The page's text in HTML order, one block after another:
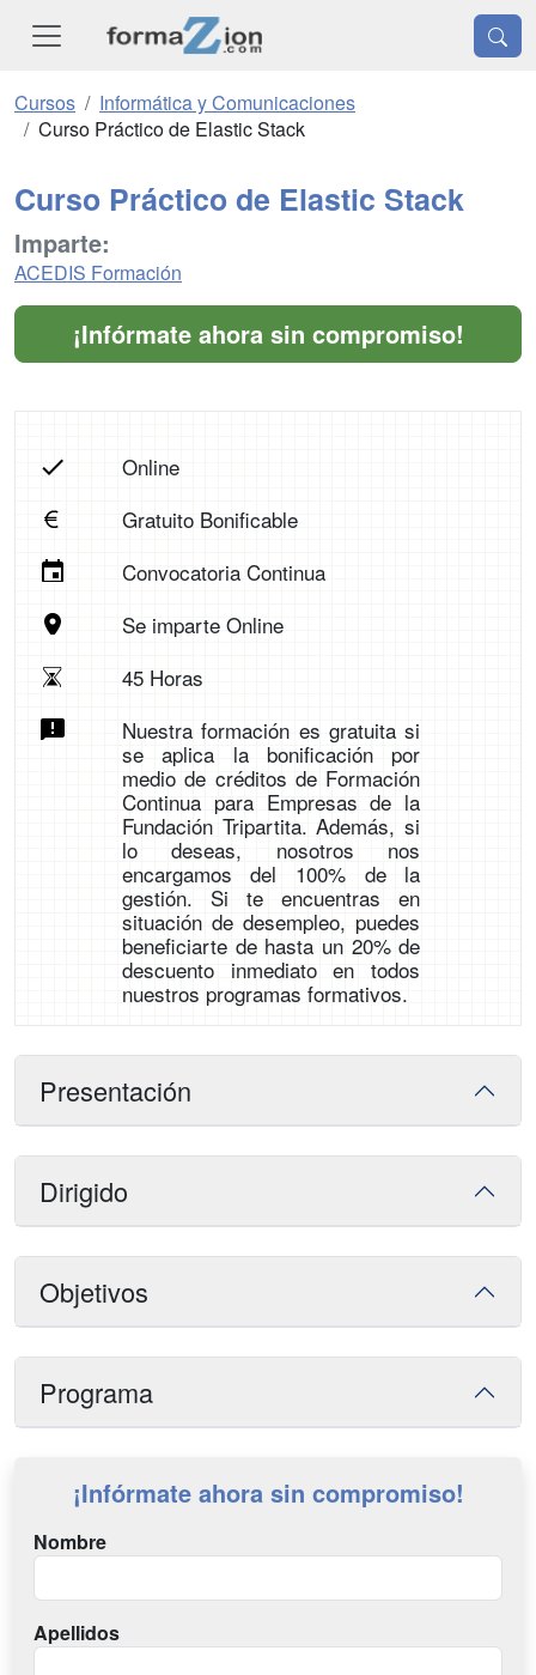
Cursos
Informática y Comunicaciones
Curso Práctico de Elastic Stack
Curso Práctico de Elastic Stack
Imparte:
ACEDIS Formación
¡Infórmate ahora sin compromiso!
Online
Gratuito Bonificable
Convocatoria Continua
Se imparte Online
45 Horas
Nuestra formación es gratuita si
se aplica la bonificación por
medio de créditos de Formación
Continua para Empresas de la
Fundación Tripartita. Además, si
lo deseas, nosotros nos
encargamos del 100% de la
gestión. Si te encuentras en
situación de desempleo, puedes
beneficiarte de hasta un 20% de
descuento inmediato en todos
nuestros programas formativos.
Presentación
Dirigido
Objetivos
Programa
¡Infórmate ahora sin compromiso!
Nombre
Apellidos